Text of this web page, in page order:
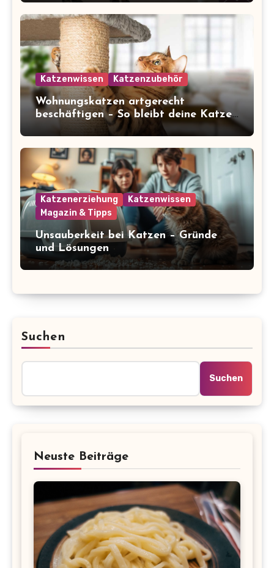
Katzenwissen Katzenzubehör
Wohnungskatzen artgerecht
beschäftigen – So bleibt deine Katze
glücklich und gesund
Katzenerziehung
Katzenwissen
Magazin & Tipps
Unsauberkeit bei Katzen – Gründe
und Lösungen
Suchen
Suchen
Neuste Beiträge